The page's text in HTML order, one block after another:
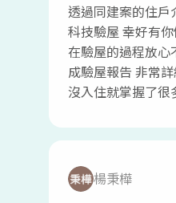
透過同建案的住戶
科技驗屋 幸好有
在驗屋的過程放心
成驗屋報告 非常
沒入住就掌握了很
楊秉樺